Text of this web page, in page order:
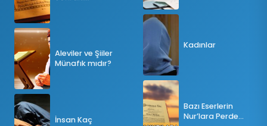
Aleviler ve Şiiler
Münafık mıdır?
İnsan Kaç
Kadınlar
Bazı Eserlerin
Nur’lara Perde